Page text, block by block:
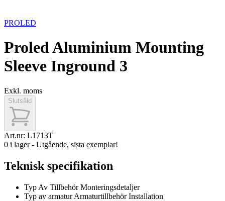
PROLED
Proled Aluminium Mounting
Sleeve Inground 3
Exkl. moms
Slutsåld
Art.nr: L1713T
0 i lager - Utgående, sista exemplar!
Teknisk specifikation
Typ Av TillbehörMonteringsdetaljer
Typ av armaturArmaturtillbehör Installation